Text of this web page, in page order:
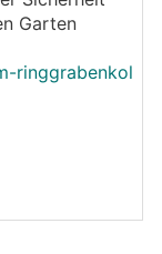
Garten
ringgrabenkol